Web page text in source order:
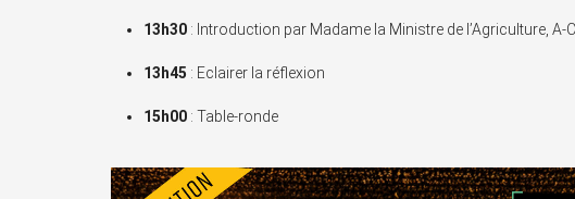
13h30 : Introduction par Madame la Ministre de l’Agriculture, A-
13h45 : Eclairer la réflexion
15h00 : Table-ronde